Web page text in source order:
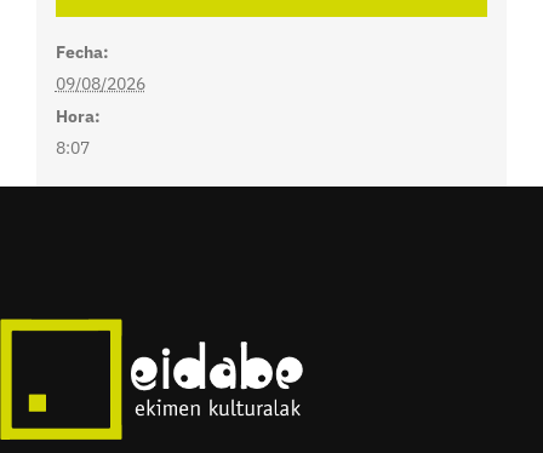
Fecha:
09/08/2026
Hora:
8:07